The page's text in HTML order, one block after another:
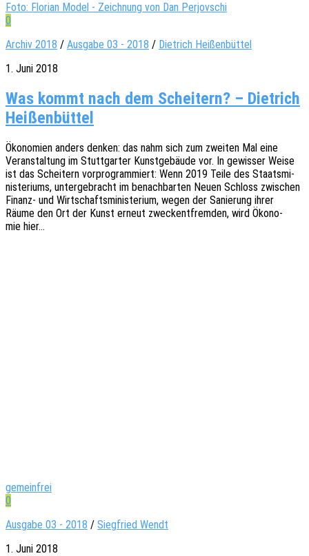
Foto: Florian Model - Zeichnung von Dan Perjovschi
0
Archiv 2018 / Ausgabe 03 - 2018 / Dietrich Heißenbüttel
1. Juni 2018
Was kommt nach dem Scheitern? – Dietrich
Heißenbüttel
Ökono­mien anders denken: das nahm sich zum zwei­ten Mal eine
Veran­stal­tung im Stutt­gar­ter Kunst­ge­bäu­de vor. In gewis­ser Weise
ist das Schei­tern vorpro­gram­miert: Wenn 2019 Teile des Staats­mi­
nis­te­ri­ums, unter­ge­bracht im benach­bar­ten Neuen Schloss zwischen
Finanz- und Wirt­schafts­mi­nis­te­ri­um, wegen der Sanie­rung ihrer
Räume den Ort der Kunst erneut zweck­ent­frem­den, wird Ökono­
mie hier…
gemeinfrei
0
Ausgabe 03 - 2018 / Siegfried Wendt
1. Juni 2018